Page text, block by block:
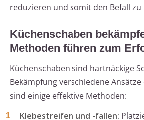
reduzieren und somit den Befall
Küchenschaben
Methoden führen zum
Küchenschaben sind hartnäckige
Bekämpfung verschiedene
sind einige effektive Methoden:
Klebestreifen und -fallen: